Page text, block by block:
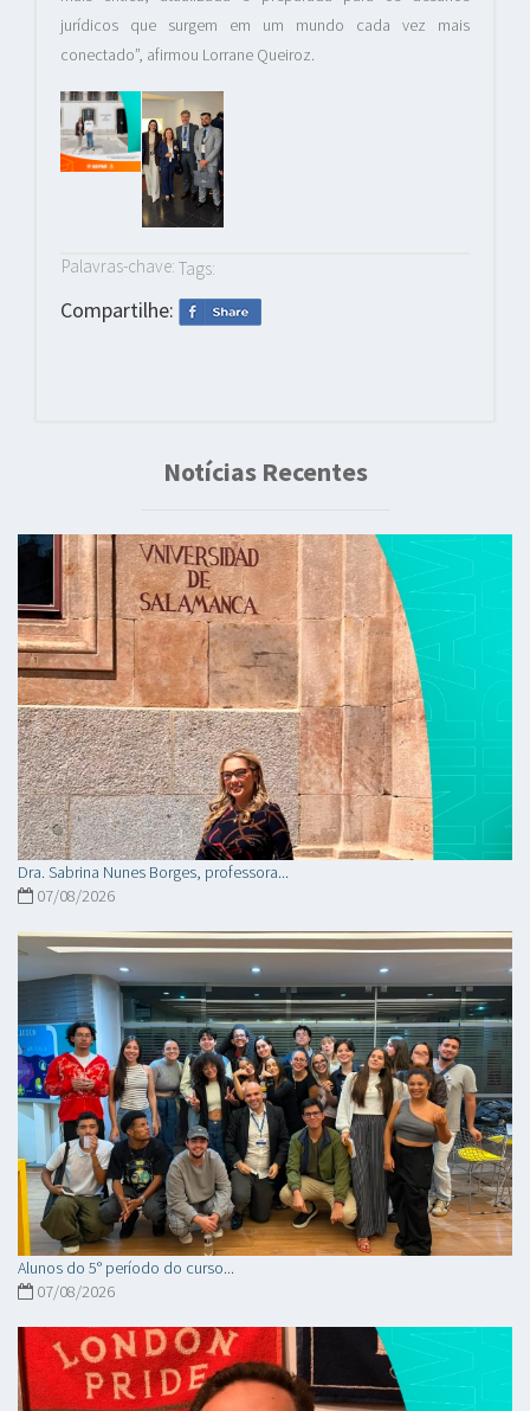
jurídicos que surgem em um mundo cada vez mais
conectado”, afirmou Lorrane Queiroz.
Palavras-chave: Tags:
Compartilhe:
Notícias Recentes
Dra. Sabrina Nunes Borges, professora...
07/08/2026
Alunos do 5° período do curso...
07/08/2026